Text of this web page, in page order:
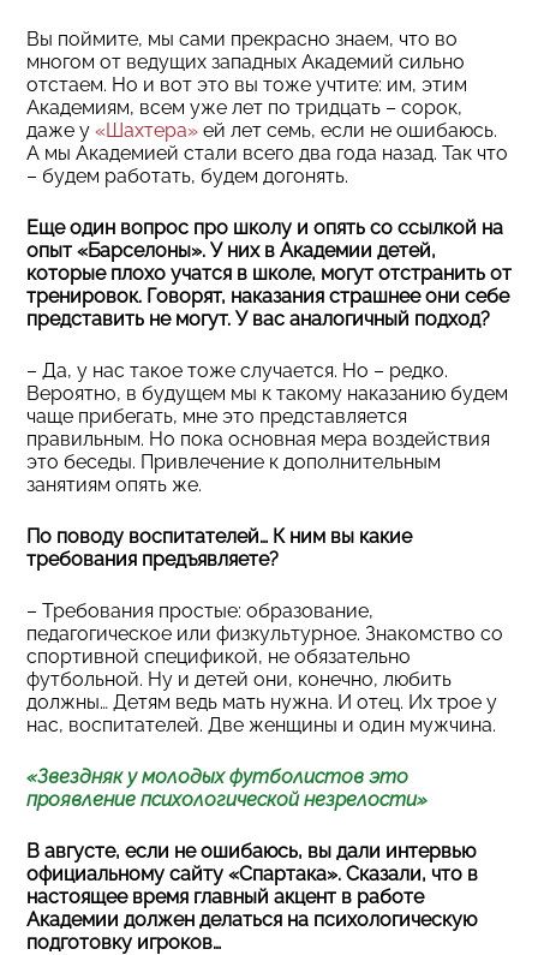
Вы поймите, мы сами прекрасно знаем, что во
многом от ведущих западных Академий сильно
отстаем. Но и вот это вы тоже учтите: им, этим
Академиям, всем уже лет по тридцать – сорок,
даже у «Шахтера» ей лет семь, если не ошибаюсь.
А мы Академией стали всего два года назад. Так что
– будем работать, будем догонять.
Еще один вопрос про школу и опять со ссылкой на
опыт «Барселоны». У них в Академии детей,
которые плохо учатся в школе, могут отстранить от
тренировок. Говорят, наказания страшнее они себе
представить не могут. У вас аналогичный подход?
– Да, у нас такое тоже случается. Но – редко.
Вероятно, в будущем мы к такому наказанию будем
чаще прибегать, мне это представляется
правильным. Но пока основная мера воздействия
это беседы. Привлечение к дополнительным
занятиям опять же.
По поводу воспитателей… К ним вы какие
требования предъявляете?
– Требования простые: образование,
педагогическое или физкультурное. Знакомство со
спортивной спецификой, не обязательно
футбольной. Ну и детей они, конечно, любить
должны… Детям ведь мать нужна. И отец. Их трое у
нас, воспитателей. Две женщины и один мужчина.
«Звездняк у молодых футболистов это
проявление психологической незрелости»
В августе, если не ошибаюсь, вы дали интервью
официальному сайту «Спартака». Сказали, что в
настоящее время главный акцент в работе
Академии должен делаться на психологическую
подготовку игроков…